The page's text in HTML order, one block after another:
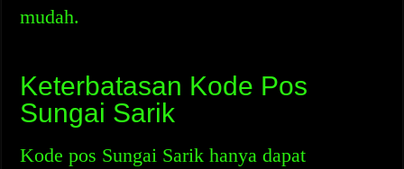
mudah.
Keterbatasan Kode Pos
Sungai Sarik
Kode pos Sungai Sarik hanya dapat